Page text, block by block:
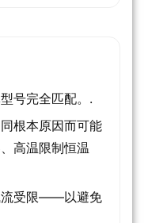
号完全匹配。.
根本原因而可能
高温限制恒温
受限——以避免